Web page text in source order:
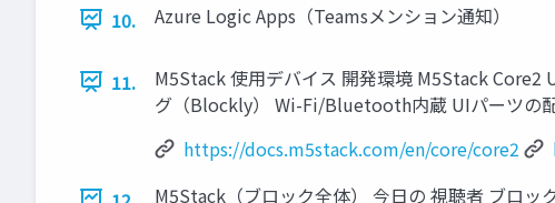
10. Azure Logic Apps（Teamsメンション通知）
11.
M5Stack 使用デバイス 開発環境 M5Stack
グ（Blockly） Wi-Fi/Bluetooth内蔵 UIパーツの
https://docs.m5stack.com/en/core/core2
M5Stack（ブロック全体） 今日の 視聴者 ブロッ